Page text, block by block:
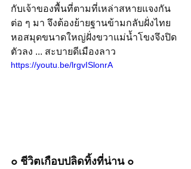
กับเจ้าของพื้นที่ตามที่เหล่าสหายแจงกัน
ต่อ ๆ มา จึงต้องย้ายฐานข้ามกลับฝั่งไทย
หอสมุดขนาดใหญ่ฝั่งขวาแม่น้ำโขงจึงปิด
ตัวลง ... สะบายดีเมืองลาว
https://youtu.be/lrgvISlonrA
๐ ชีวิตเกือบปลิดทิ้งที่น่าน ๐